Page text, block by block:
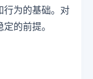
行为的基础。对
的前提。